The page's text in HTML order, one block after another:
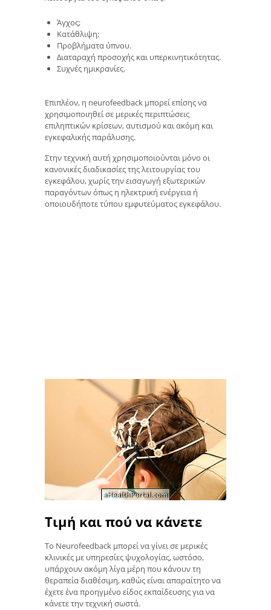
Άγχος;
Κατάθλιψη;
Προβλήματα ύπνου.
Διαταραχή προσοχής και υπερκινητικότητας.
Συχνές ημικρανίες.
Επιπλέον, η neurofeedback μπορεί επίσης να
χρησιμοποιηθεί σε μερικές περιπτώσεις
επιληπτικών κρίσεων, αυτισμού και ακόμη και
εγκεφαλικής παράλυσης.
Στην τεχνική αυτή χρησιμοποιούνται μόνο οι
κανονικές διαδικασίες της λειτουργίας του
εγκεφάλου, χωρίς την εισαγωγή εξωτερικών
παραγόντων όπως η ηλεκτρική ενέργεια ή
οποιουδήποτε τύπου εμφυτεύματος εγκεφάλου.
Τιμή και πού να κάνετε
Το Neurofeedback μπορεί να γίνει σε μερικές
κλινικές με υπηρεσίες ψυχολογίας, ωστόσο,
υπάρχουν ακόμη λίγα μέρη που κάνουν τη
θεραπεία διαθέσιμη, καθώς είναι απαραίτητο να
έχετε ένα προηγμένο είδος εκπαίδευσης για να
κάνετε την τεχνική σωστά.